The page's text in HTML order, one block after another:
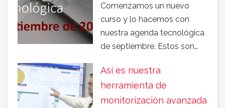
Comenzamos un nuevo
curso y lo hacemos con
nuestra agenda tecnológica
de septiembre. Estos son…
Así es nuestra
herramienta de
monitorización avanzada